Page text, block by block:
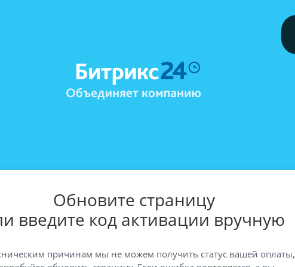
Обновите страницу
введите код активации вручную
причинам мы не можем получить статус вашей оплаты,